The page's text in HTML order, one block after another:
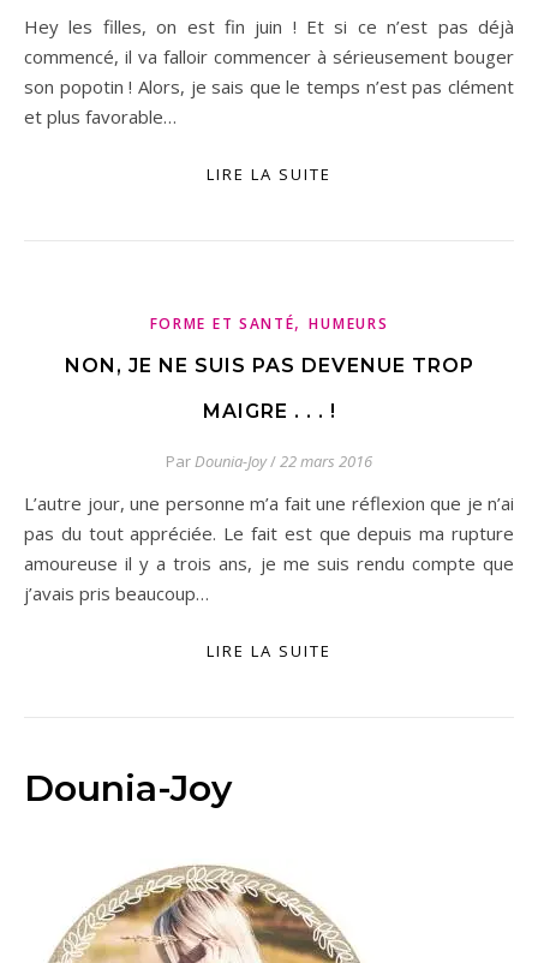
Hey les filles, on est fin juin ! Et si ce n’est pas déjà
commencé, il va falloir commencer à sérieusement bouger
son popotin ! Alors, je sais que le temps n’est pas clément
et plus favorable…
LIRE LA SUITE
FORME ET SANTÉ,HUMEURS
NON, JE NE SUIS PAS DEVENUE TROP
MAIGRE . . . !
ParDounia-Joy/22 mars 2016
L’autre jour, une personne m’a fait une réflexion que je n’ai
pas du tout appréciée. Le fait est que depuis ma rupture
amoureuse il y a trois ans, je me suis rendu compte que
j’avais pris beaucoup…
LIRE LA SUITE
Dounia-Joy